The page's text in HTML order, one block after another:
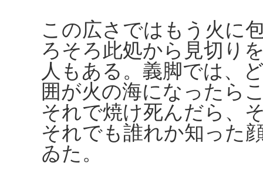
この広さではもう火に
ろそろ此処から見切り
人もある。義脚では、
囲が火の海になったら
それで焼け死んだら、
それでも誰れか知った
ゐた。